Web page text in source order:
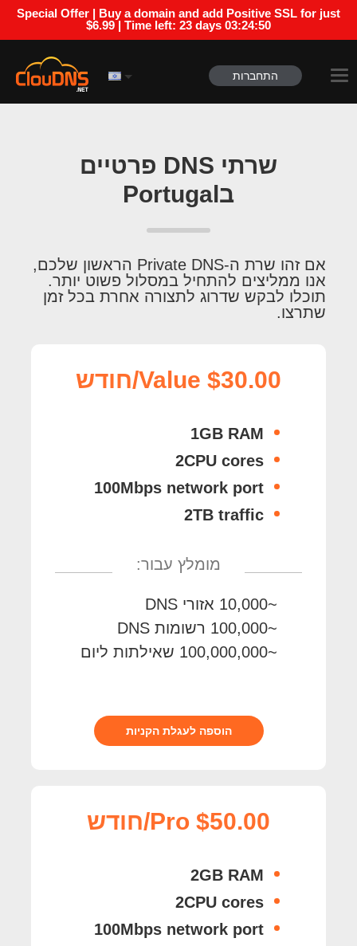
Special Offer | Buy a domain and add Positive SSL for just
$6.99 | Time left: 23 days 03:24:49
התחברות
שרתי DNS פרטיים
בPortugal
אם זהו שרת ה-Private DNS הראשון שלכם,
אנו ממליצים להתחיל במסלול פשוט יותר.
תוכלו לבקש שדרוג לתצורה אחרת בכל זמן
שתרצו.
Value $30.00/חודש
1GB RAM
2CPU cores
100Mbps network port
2TB traffic
מומלץ עבור:
~10,000 אזורי DNS
~100,000 רשומות DNS
~100,000,000 שאילתות ליום
הוספה לעגלת הקניות
Pro $50.00/חודש
2GB RAM
2CPU cores
100Mbps network port